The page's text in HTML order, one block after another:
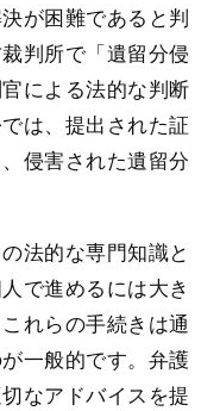
が困難であると判
判所で「遺留分侵
による法的な判断
は、提出された証
侵害された遺留分
法的な専門知識と
で進めるには大き
れらの手続きは通
一般的です。弁護
なアドバイスを提